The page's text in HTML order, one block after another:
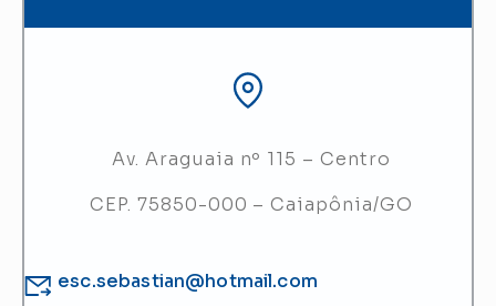
Av. Araguaia nº 115 – Centro
CEP. 75850-000 – Caiapônia/GO
esc.sebastian@hotmail.com